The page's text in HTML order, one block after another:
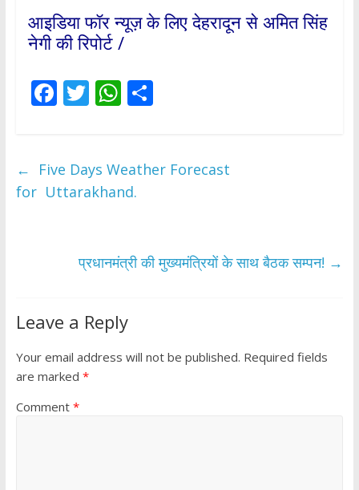
आइडिया फॉर न्यूज़ के लिए देहरादून से अमित सिंह
नेगी की रिपोर्ट /
F
b
o
T
er
W
s
A
p
S
e
←
Five Days Weather Forecast
for Uttarakhand.
प्रधानमंत्री की मुख्यमंत्रियों के साथ बैठक सम्पन! →
Leave a Reply
Your email address will not be published. Required fields
are marked *
Comment *